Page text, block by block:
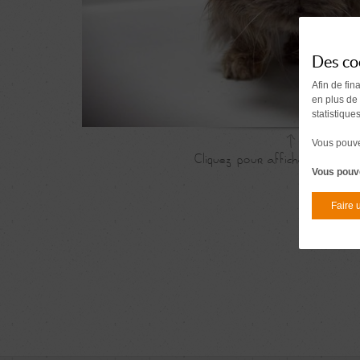
Des
Afin de
en plus
Vous
Vous
Faire